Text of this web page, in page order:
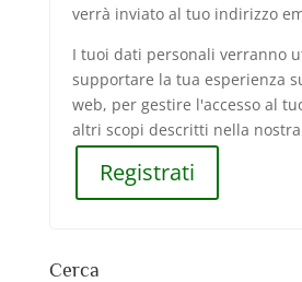
verrà inviato al tuo indirizzo
I tuoi dati personali verranno
supportare la tua esperienza
web, per gestire l'accesso al
altri scopi descritti nella nostra
Registrati
Cerca